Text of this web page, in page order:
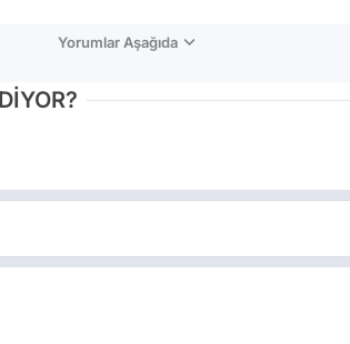
Yorumlar Aşağıda